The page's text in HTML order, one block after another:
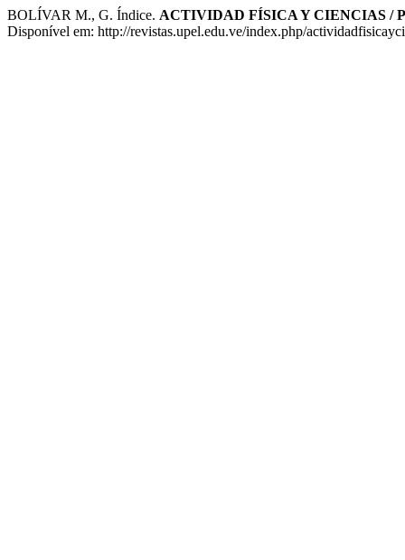
BOLÍVAR M., G. Índice. ACTIVIDAD FÍSICA Y CIENCIAS /
Disponível em: http://revistas.upel.edu.ve/index.php/